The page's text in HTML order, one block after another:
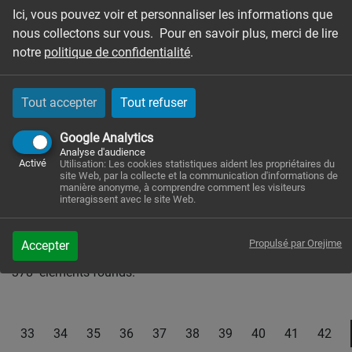
Ici, vous pouvez voir et personnaliser les informations que
nous collectons sur vous. Pour en savoir plus, merci de lire
notre politique de confidentialité.
Tout accepter Tout refuser
Google Analytics
Activé
Analyse d'audience
Utilisation: Les cookies statistiques aident les propriétaires du
site Web, par la collecte et la communication d'informations de
manière anonyme, à comprendre comment les visiteurs
interagissent avec le site Web.
Accepter Propulsé par Orejime
Name
First name
Mot clé
378elements founds.
33 34 35 36 37 38 39 40 41 42